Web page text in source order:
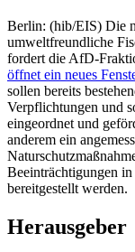
Berlin: (hib/EIS) Die
umweltfreundliche
fordert die AfD-
öffnet ein neues
sollen bereits
Verpflichtungen und
eingeordnet und
anderem ein
Beeinträchtigungen
bereitgestellt werden.
Herausgeber